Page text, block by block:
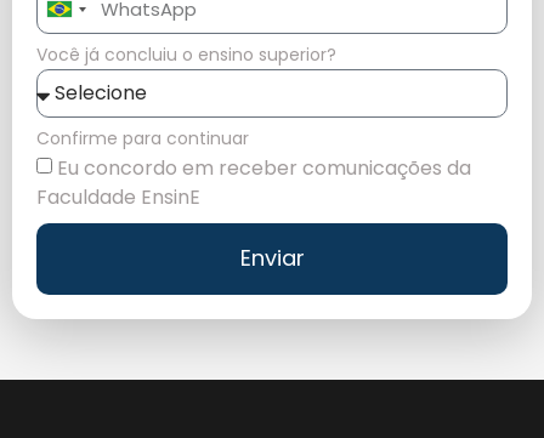
Brazil
+55
Você já concluiu o ensino superior?
Confirme para continuar
Eu concordo em receber comunicações da
Faculdade EnsinE
Enviar